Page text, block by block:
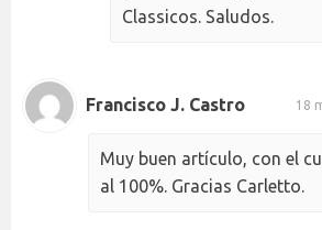
Classicos. Saludos.
Francisco J. Castro 18
Muy buen artículo, con el
al 100%. Gracias Carletto.